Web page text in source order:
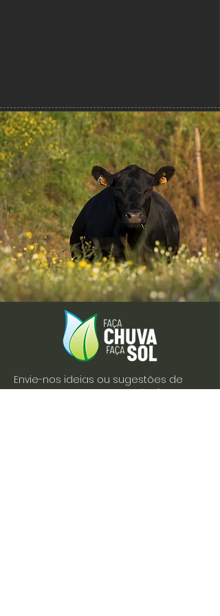
Envie-nos ideias ou sugestões de
novas reportagens através dos nossos